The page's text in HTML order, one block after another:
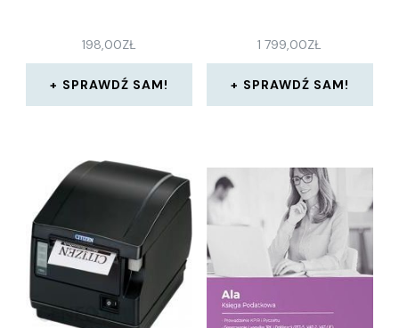
198,00ZŁ
SPRAWDŹ SAM!
1 799,00ZŁ
SPRAWDŹ SAM!